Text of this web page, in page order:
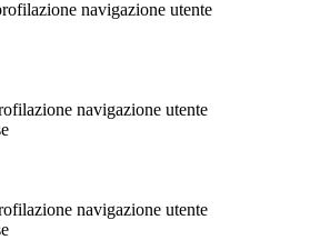
navigazione utente
navigazione utente
navigazione utente